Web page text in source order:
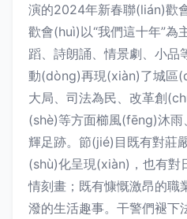
演的2024年新春聯(lián)歡
歡會(huì)以“我們這十年”為
蹈、詩朗誦、情景劇、小品
動(dòng)再現(xiàn)了城區
大局、司法為民、改革創
(shè)等方面櫛風(fēng)沐
輝足跡。節(jié)目既有對莊
(shù)化呈現(xiàn)，也有對
情刻畫；既有慷慨激昂的職
潑的生活趣事。干警們褪下